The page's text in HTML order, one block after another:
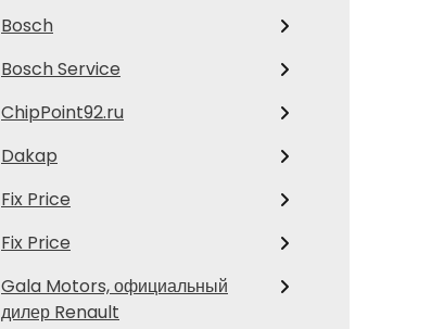
Bosch
Bosch Service
ChipPoint92.ru
Dakap
Fix Price
Fix Price
Gala Motors, официальный
дилер Renault